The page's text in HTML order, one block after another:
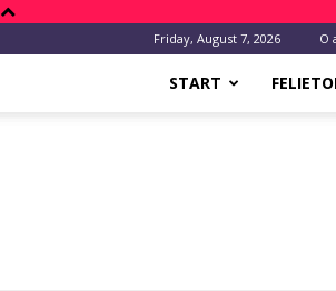
Friday, August 7, 2026 O
START